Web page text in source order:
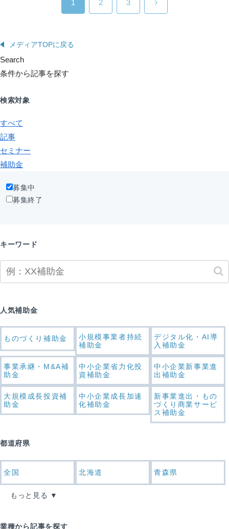
1 2 3
メディアTOPに戻る
Search
条件から記事を探す
検索対象
すべて
記事
セミナー
補助金
募集中
募集終了
キーワード
人気補助金
ものづくり補助金
小規模事業者持続
補助金
デジタル化・AI導
入補助金
事業承継・M&A補
助金
中小企業省力化投
資補助金
中小企業新事業進
出補助金
大規模成長投資補
助金
中小企業成長加速
化補助金
新事業進出・もの
づくり商業サービ
ス補助金
都道府県
全国 北海道 青森県
もっと見る
業種から記事を探す